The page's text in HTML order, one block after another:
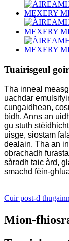
Tuairisgeul
Tha inneal
uachdar
cungaidhean,
bìdh. Anns an
gu stuth
uisge, siostam
dealain. Tha an
obrachadh
sàradh taic àrd,
smachd fèin-
Cuir post-d thugainn
Mion-